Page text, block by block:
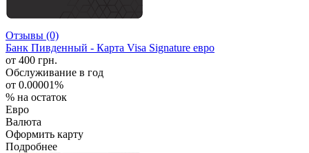
Отзывы (0)
Банк Пивденный - Карта Visa Signature евро
от 400 грн.
Обслуживание в год
от 0.00001%
% на остаток
Евро
Валюта
Оформить карту
Подробнее